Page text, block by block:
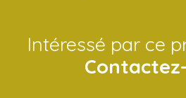
Intéressé par ce